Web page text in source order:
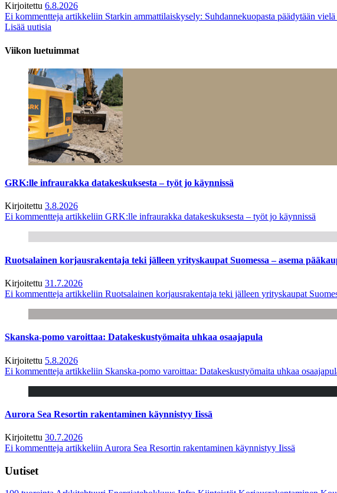
Kirjoitettu 6.8.2026
Ei kommentteja artikkeliin Starkin ammattilaiskysely: Suhdannekuopasta päädytään
Lisää uutisia
Viikon luetuimmat
GRK:lle infraurakka datakeskuksesta – työt jo käynnissä
Kirjoitettu 3.8.2026
Ei kommentteja artikkeliin GRK:lle infraurakka datakeskuksesta – työt jo käynnissä
Ruotsalainen korjausrakentaja teki jälleen yrityskaupat Suomessa – asema
Kirjoitettu 31.7.2026
Ei kommentteja artikkeliin Ruotsalainen korjausrakentaja teki jälleen yrityskaupat
Skanska-pomo varoittaa: Datakeskustyömaita uhkaa osaajapula
Kirjoitettu 5.8.2026
Ei kommentteja artikkeliin Skanska-pomo varoittaa: Datakeskustyömaita uhkaa
Aurora Sea Resortin rakentaminen käynnistyy Iissä
Kirjoitettu 30.7.2026
Ei kommentteja artikkeliin Aurora Sea Resortin rakentaminen käynnistyy Iissä
Uutiset